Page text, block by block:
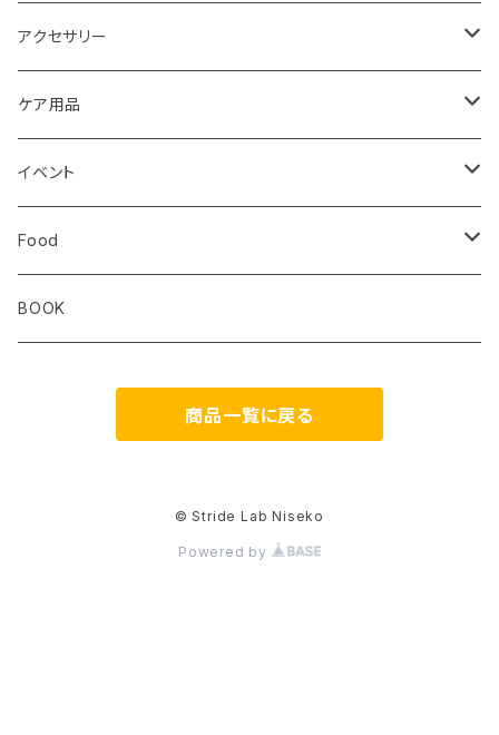
レディス
ジム トレーニング
Milestone
Altra
ibex
ULTIMATE DIRECTION
Drymax
Hiker Trash
OS1st
extremities
STRIDE
Ultimate Direction
Teton Bros.
RawLow Mountain Works
Okara
Rab
アクセサリー
Halo Commodity
Extremities
Km4k
Coros
HIKER TRASH
ケア用品
ROD
Correct Toes
Aggressive Design
イベント
Zero Limits in Niseko
Food
The Small Twist
BOOK
商品一覧に戻る
© Stride Lab Niseko
Powered by